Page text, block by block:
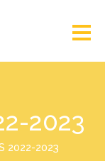
2023
2022-2023